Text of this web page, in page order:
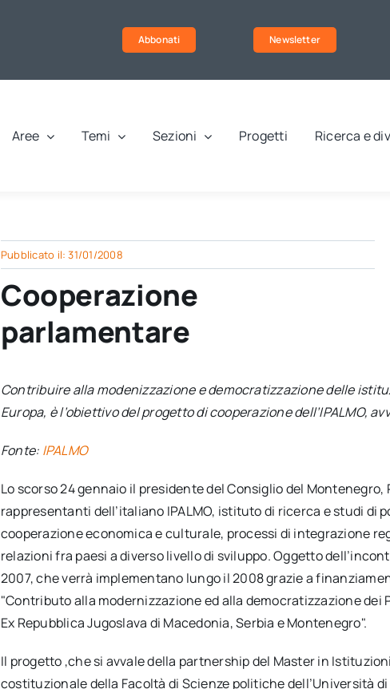
Abbonati Newsletter
Aree Temi Sezioni Progetti Ricerca e
Pubblicato il: 31/01/2008
Cooperazione
parlamentare
Contribuire alla modenizzazione e democratizzazione delle
Europa, è l’obiettivo del progetto di cooperazione dell’IPALMO,
Fonte: IPALMO
Lo scorso 24 gennaio il presidente del Consiglio del
rappresentanti dell’italiano IPALMO, istituto di ricerca e studi di
cooperazione economica e culturale, processi di integrazione
relazioni fra paesi a diverso livello di sviluppo. Oggetto
2007, che verrà implementano lungo il 2008 grazie a
"Contributo alla modernizzazione ed alla democratizzazione dei
Ex Repubblica Jugoslava di Macedonia, Serbia e Montenegro".
Il progetto ,che si avvale della partnership del Master in
costituzionale della Facoltà di Scienze politiche dell’Università di